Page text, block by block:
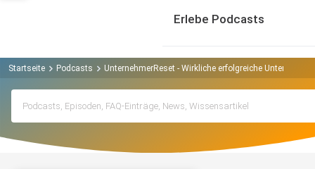
Erlebe Podcasts
Startseite Podcasts UnternehmerReset - Wirkliche erfolgreiche